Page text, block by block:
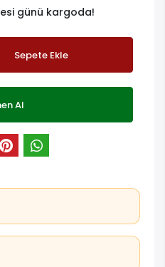
günü kargoda!
Sepete Ekle
Al